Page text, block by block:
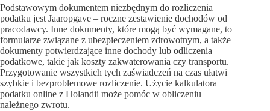
Podstawowym dokumentem niezbędnym do rozliczenia
podatku jest Jaaropgave – roczne zestawienie dochodów od
pracodawcy. Inne dokumenty, które mogą być wymagane, to
formularze związane z ubezpieczeniem zdrowotnym, a także
dokumenty potwierdzające inne dochody lub odliczenia
podatkowe, takie jak koszty zakwaterowania czy transportu.
Przygotowanie wszystkich tych zaświadczeń na czas ułatwi
szybkie i bezproblemowe rozliczenie. Użycie kalkulatora
podatku online z Holandii może pomóc w obliczeniu
należnego zwrotu.